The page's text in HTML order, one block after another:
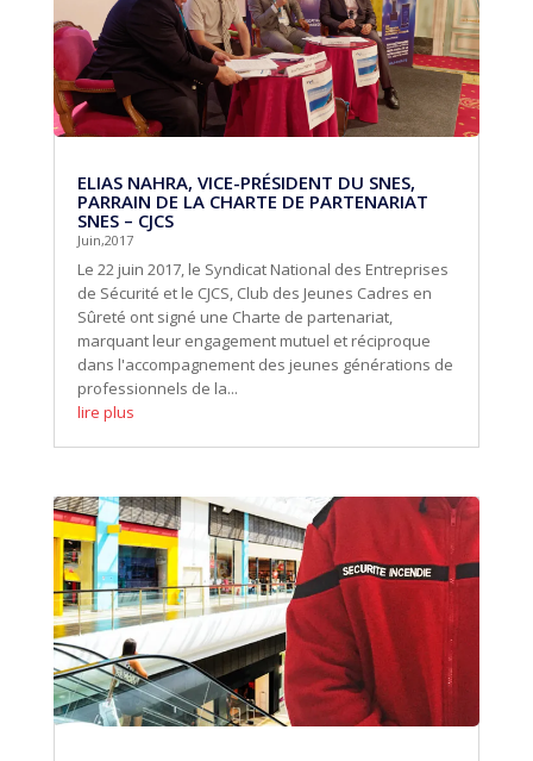
ELIAS NAHRA, VICE-PRÉSIDENT DU SNES,
PARRAIN DE LA CHARTE DE PARTENARIAT
SNES – CJCS
Juin,2017
Le 22 juin 2017, le Syndicat National des Entreprises
de Sécurité et le CJCS, Club des Jeunes Cadres en
Sûreté ont signé une Charte de partenariat,
marquant leur engagement mutuel et réciproque
dans l'accompagnement des jeunes générations de
professionnels de la...
lire plus